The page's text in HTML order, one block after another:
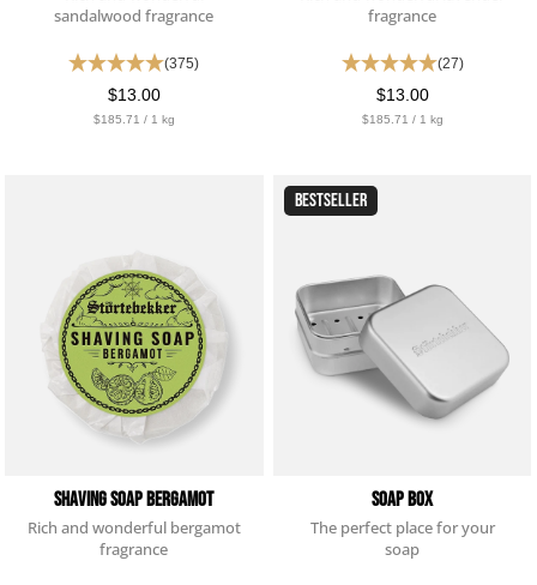
sandalwood fragrance
(375)
$13.00
$185.71 / 1 kg
fragrance
(27)
$13.00
$185.71 / 1 kg
Shaving Soap Bergamot
Rich and wonderful bergamot
fragrance
BESTSELLER
Soap Box
The perfect place for your
soap